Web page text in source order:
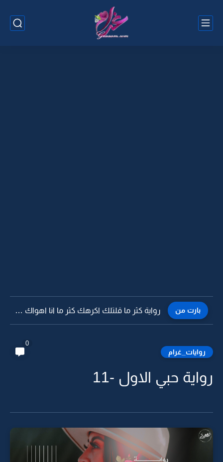
بارت من رواية كثر ما قلتلك اكرهك كثر ما انا اهواك -22
روايات_غرام
0
رواية حبي الاول -11